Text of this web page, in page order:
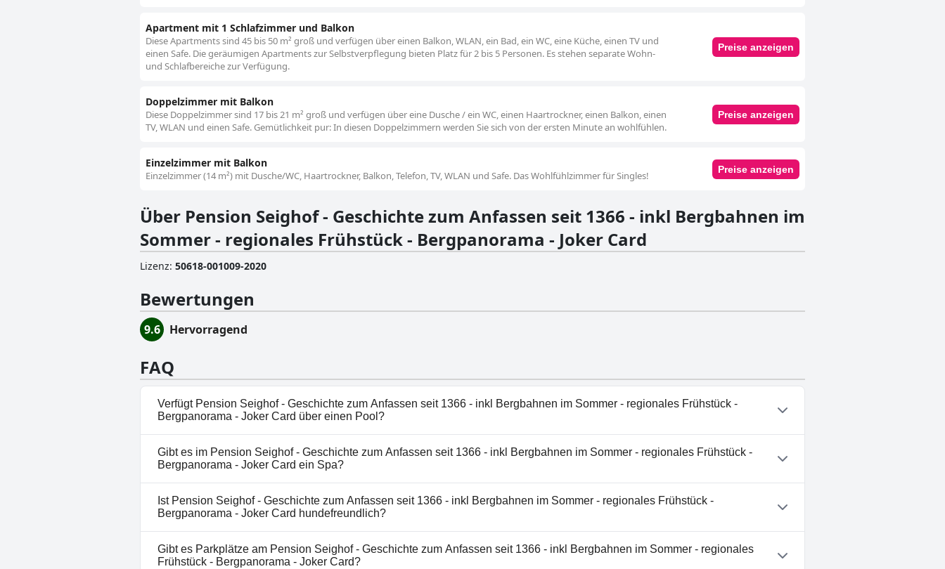
Apartment mit 1 Schlafzimmer und Balkon
Diese Apartments sind 45 bis 50 m² groß und verfügen über einen Balkon, WLAN, ein Bad, ein WC, eine Küche, einen TV und
einen Safe. Die geräumigen Apartments zur Selbstverpflegung bieten Platz für 2 bis 5 Personen. Es stehen separate Wohn-
und Schlafbereiche zur Verfügung.
Preise anzeigen
Doppelzimmer mit Balkon
Diese Doppelzimmer sind 17 bis 21 m² groß und verfügen über eine Dusche / ein WC, einen Haartrockner, einen Balkon, einen
TV, WLAN und einen Safe. Gemütlichkeit pur: In diesen Doppelzimmern werden Sie sich von der ersten Minute an wohlfühlen.
Preise anzeigen
Einzelzimmer mit Balkon
Einzelzimmer (14 m²) mit Dusche/WC, Haartrockner, Balkon, Telefon, TV, WLAN und Safe. Das Wohlfühlzimmer für Singles!
Preise anzeigen
Über Pension Seighof - Geschichte zum Anfassen seit 1366 - inkl Bergbahnen im
Sommer - regionales Frühstück - Bergpanorama - Joker Card
Lizenz: 50618-001009-2020
Bewertungen
9.6 Hervorragend
FAQ
Verfügt Pension Seighof - Geschichte zum Anfassen seit 1366 - inkl Bergbahnen im Sommer - regionales Frühstück -
Bergpanorama - Joker Card über einen Pool?
Nein, Pension Seighof - Geschichte zum Anfassen seit 1366 - inkl Bergbahnen im Sommer - regionales Frühstück -
Bergpanorama - Joker Card hat keinen Pool.
Gibt es im Pension Seighof - Geschichte zum Anfassen seit 1366 - inkl Bergbahnen im Sommer - regionales Frühstück -
Bergpanorama - Joker Card ein Spa?
Nein, ein Spa ist im Pension Seighof - Geschichte zum Anfassen seit 1366 - inkl Bergbahnen im Sommer - regionales
Frühstück - Bergpanorama - Joker Card nicht vorhanden.
Ist Pension Seighof - Geschichte zum Anfassen seit 1366 - inkl Bergbahnen im Sommer - regionales Frühstück -
Bergpanorama - Joker Card hundefreundlich?
Nein, Pension Seighof - Geschichte zum Anfassen seit 1366 - inkl Bergbahnen im Sommer - regionales Frühstück -
Bergpanorama - Joker Card erlaubt keine Hunde.
Gibt es Parkplätze am Pension Seighof - Geschichte zum Anfassen seit 1366 - inkl Bergbahnen im Sommer - regionales
Frühstück - Bergpanorama - Joker Card?